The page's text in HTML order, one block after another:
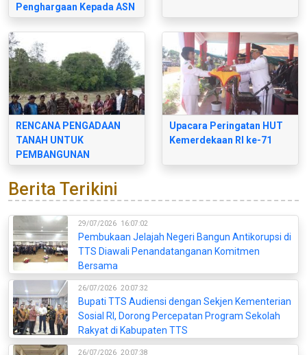
Penghargaan Kepada ASN
RENCANA PENGADAAN
TANAH UNTUK
PEMBANGUNAN
KABUPATEN TIMOR
TENGAH SELATAN TAHUN
Upacara Peringatan HUT
Kemerdekaan RI ke-71
Berita Terikini
29/07/2026 16:07:02
Pembukaan Jelajah Negeri Bangun Antikorupsi di
TTS Diawali Penandatanganan Komitmen
Bersama
26/07/2026 20:07:32
Bupati TTS Audiensi dengan Sekjen Kementerian
Sosial RI, Dorong Percepatan Program Sekolah
Rakyat di Kabupaten TTS
26/07/2026 20:07:38